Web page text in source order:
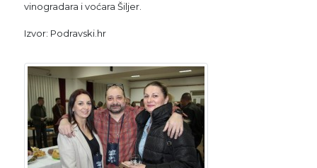
vinogradara i voćara Šiljer.
Izvor: Podravski.hr